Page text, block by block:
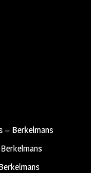
– Berkelmans